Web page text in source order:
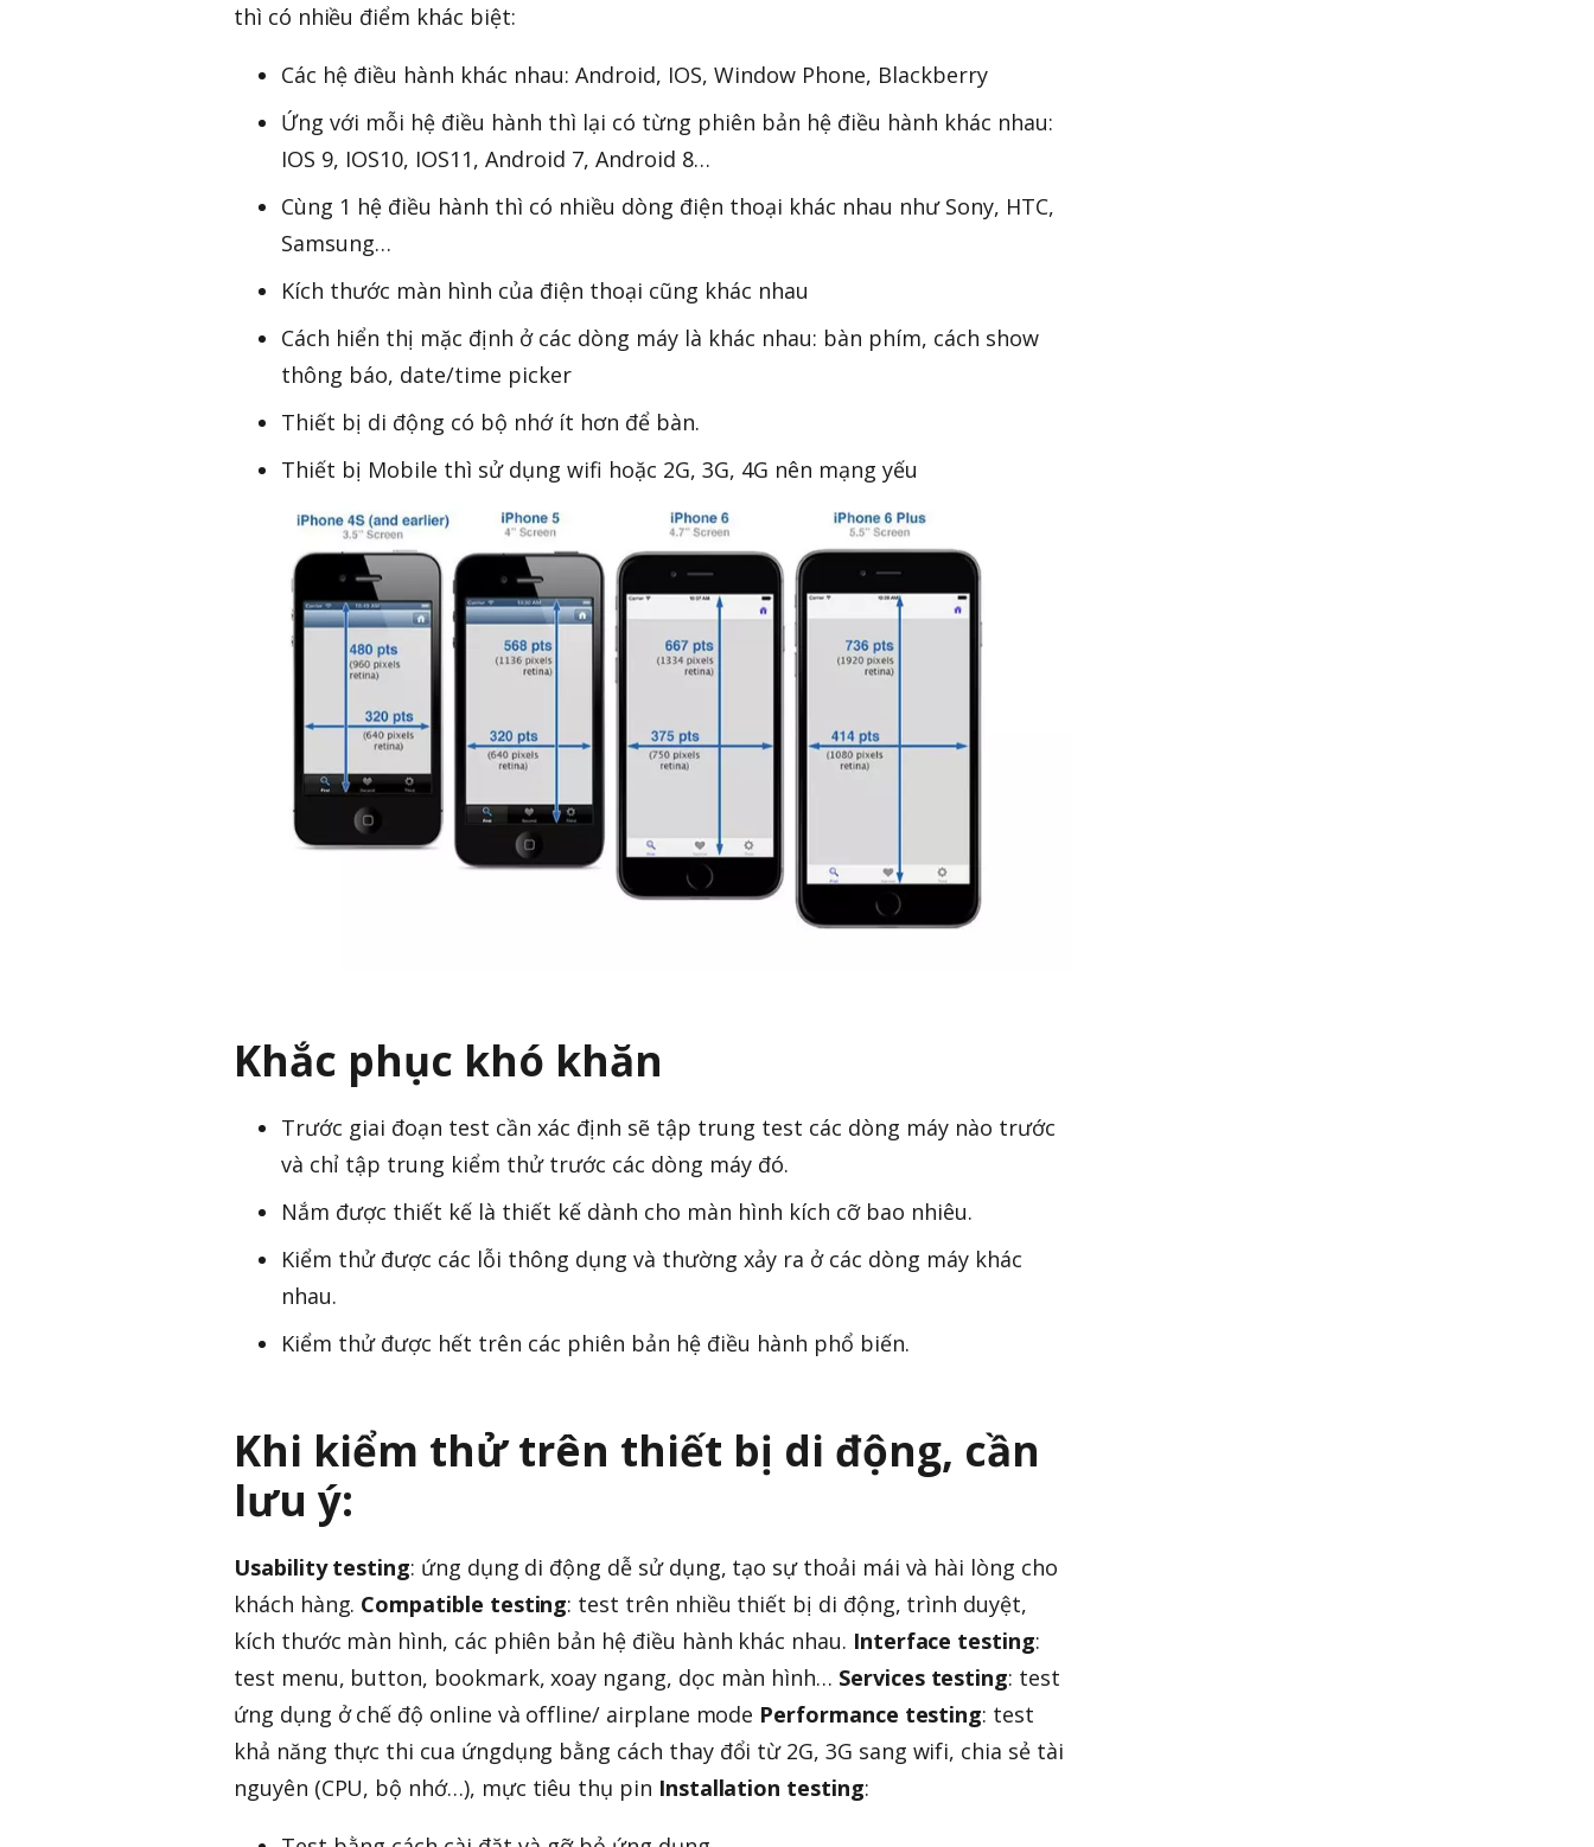
thì có nhiều điểm khác biệt:
Các hệ điều hành khác nhau: Android, IOS, Window Phone, Blackberry
Ứng với mỗi hệ điều hành thì lại có từng phiên bản hệ điều hành khác nhau:
IOS 9, IOS10, IOS11, Android 7, Android 8…
Cùng 1 hệ điều hành thì có nhiều dòng điện thoại khác nhau như Sony, HTC,
Samsung…
Kích thước màn hình của điện thoại cũng khác nhau
Cách hiển thị mặc định ở các dòng máy là khác nhau: bàn phím, cách show
thông báo, date/time picker
Thiết bị di động có bộ nhớ ít hơn để bàn.
Thiết bị Mobile thì sử dụng wifi hoặc 2G, 3G, 4G nên mạng yếu
Khắc phục khó khăn
Trước giai đoạn test cần xác định sẽ tập trung test các dòng máy nào trước
và chỉ tập trung kiểm thử trước các dòng máy đó.
Nắm được thiết kế là thiết kế dành cho màn hình kích cỡ bao nhiêu.
Kiểm thử được các lỗi thông dụng và thường xảy ra ở các dòng máy khác
nhau.
Kiểm thử được hết trên các phiên bản hệ điều hành phổ biến.
Khi kiểm thử trên thiết bị di động, cần
lưu ý:
Usability testing: ứng dụng di động dễ sử dụng, tạo sự thoải mái và hài lòng cho
khách hàng. Compatible testing: test trên nhiều thiết bị di động, trình duyệt,
kích thước màn hình, các phiên bản hệ điều hành khác nhau. Interface testing:
test menu, button, bookmark, xoay ngang, dọc màn hình… Services testing: test
ứng dụng ở chế độ online và offline/ airplane mode Performance testing: test
khả năng thực thi cua ứngdụng bằng cách thay đổi từ 2G, 3G sang wifi, chia sẻ tài
nguyên (CPU, bộ nhớ…), mực tiêu thụ pin Installation testing: